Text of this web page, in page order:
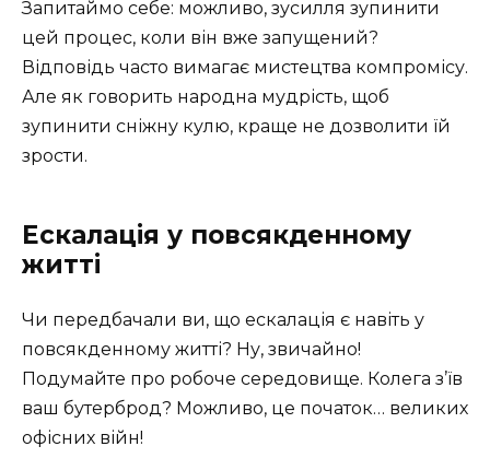
Запитаймо себе: можливо, зусилля зупинити
цей процес, коли він вже запущений?
Відповідь часто вимагає мистецтва компромісу.
Але як говорить народна мудрість, щоб
зупинити сніжну кулю, краще не дозволити їй
зрости.
Ескалація у повсякденному
житті
Чи передбачали ви, що ескалація є навіть у
повсякденному житті? Ну, звичайно!
Подумайте про робоче середовище. Колега з’їв
ваш бутерброд? Можливо, це початок… великих
офісних війн!